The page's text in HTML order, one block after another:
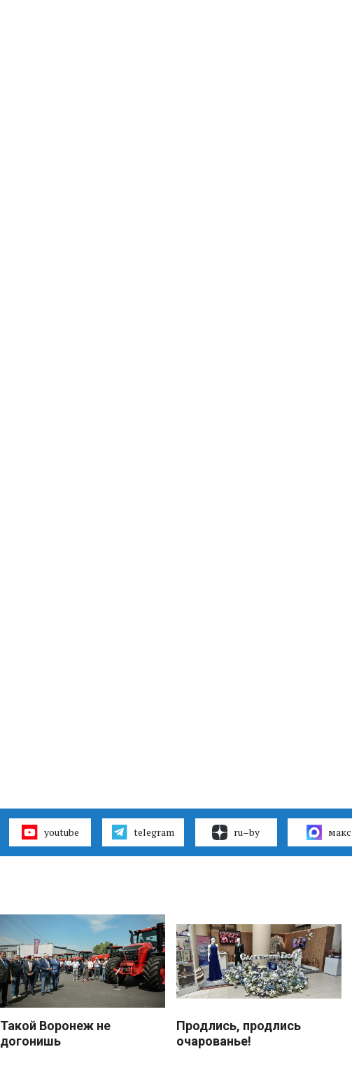
youtube telegram ru–by макс
Такой Воронеж не
догонишь
Продлись, продлись
очарованье!